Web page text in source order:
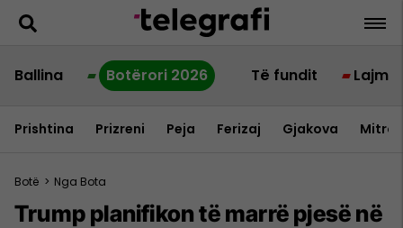
Ballina Botërori 2026 Të fundit Lajme
Prishtina Prizreni Peja Ferizaj Gjakova
Botë > Nga Bota
Trump planifikon të marrë pjesë në